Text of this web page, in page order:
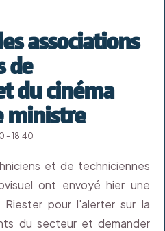
associations
de
du cinéma
ministre
- 18:40
et de techniciennes
ont envoyé hier une
pour l'alerter sur la
du secteur et demander